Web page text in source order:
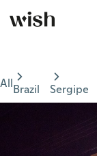
AllBrazil Sergipe